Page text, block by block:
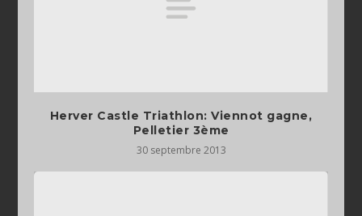
Herver Castle Triathlon: Viennot gagne,
Pelletier 3ème
30 septembre 2013